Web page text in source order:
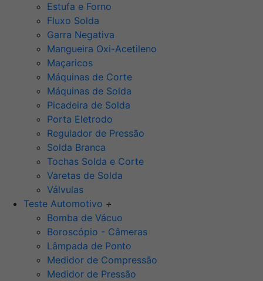
Estufa e Forno
Fluxo Solda
Garra Negativa
Mangueira Oxi-Acetileno
Maçaricos
Máquinas de Corte
Máquinas de Solda
Picadeira de Solda
Porta Eletrodo
Regulador de Pressão
Solda Branca
Tochas Solda e Corte
Varetas de Solda
Válvulas
Teste Automotivo +
Bomba de Vácuo
Boroscópio - Câmeras
Lâmpada de Ponto
Medidor de Compressão
Medidor de Pressão